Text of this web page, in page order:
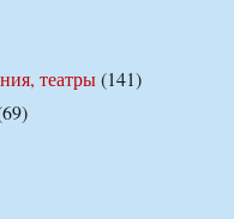
театры(141)